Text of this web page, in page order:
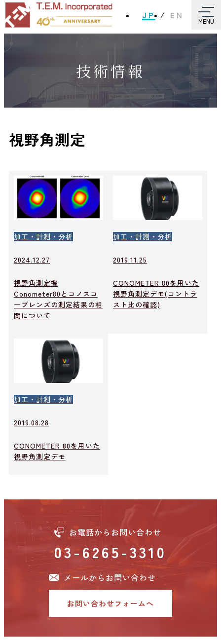
JP EN
MENU
技術情報
視野角測定
加工・計測・分析
2024.12.27
視野角測定機
Conometer80とコノスコ
ープレンズの測定結果の相
関について
加工・計測・分析
2019.11.25
CONOMETER 80を用いた
視野角測定デモ(コントラ
スト比の確認)
加工・計測・分析
2019.08.28
CONOMETER 80を用いた
視野角測定デモ
お電話からお問い合わせ
03-6265-3310
メールからお問い合わせ
お問い合わせフォームへ